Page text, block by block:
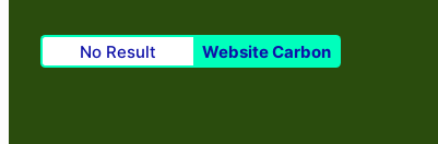
No Result Website Carbon